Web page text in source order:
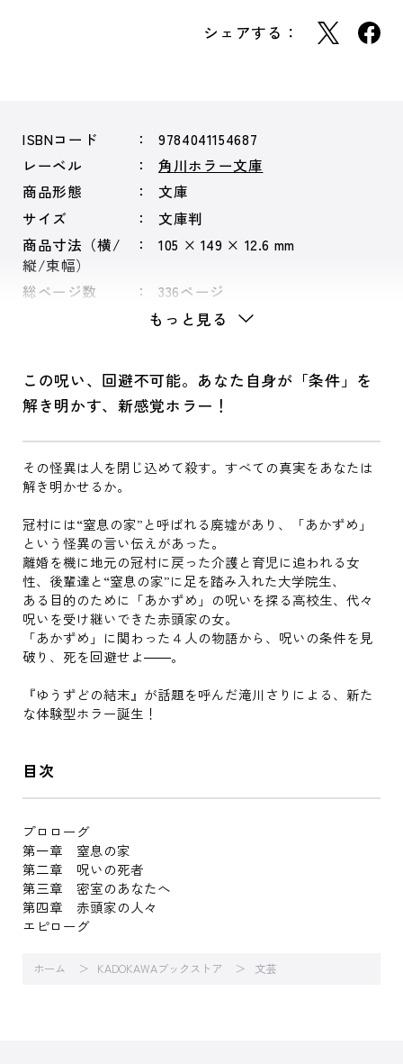
シェアする：
ISBNコード
9784041154687
レーベル
角川ホラー文庫
商品形態
文庫
サイズ
文庫判
商品寸法（横/
縦/束幅）
105 × 149 × 12.6 mm
総ページ数 336ページ
もっと見る
この呪い、回避不可能。あなた自身が「条件」を
解き明かす、新感覚ホラー！
その怪異は人を閉じ込めて殺す。すべての真実をあなたは
解き明かせるか。
冠村には“窒息の家”と呼ばれる廃墟があり、「あかずめ」
という怪異の言い伝えがあった。
離婚を機に地元の冠村に戻った介護と育児に追われる女
性、後輩達と“窒息の家”に足を踏み入れた大学院生、
ある目的のために「あかずめ」の呪いを探る高校生、代々
呪いを受け継いできた赤頭家の女。
「あかずめ」に関わった４人の物語から、呪いの条件を見
破り、死を回避せよ――。
『ゆうずどの結末』が話題を呼んだ滝川さりによる、新た
な体験型ホラー誕生！
目次
プロローグ
第一章 窒息の家
第二章 呪いの死者
第三章 密室のあなたへ
第四章 赤頭家の人々
エピローグ
ホーム KADOKAWAブックストア 文芸